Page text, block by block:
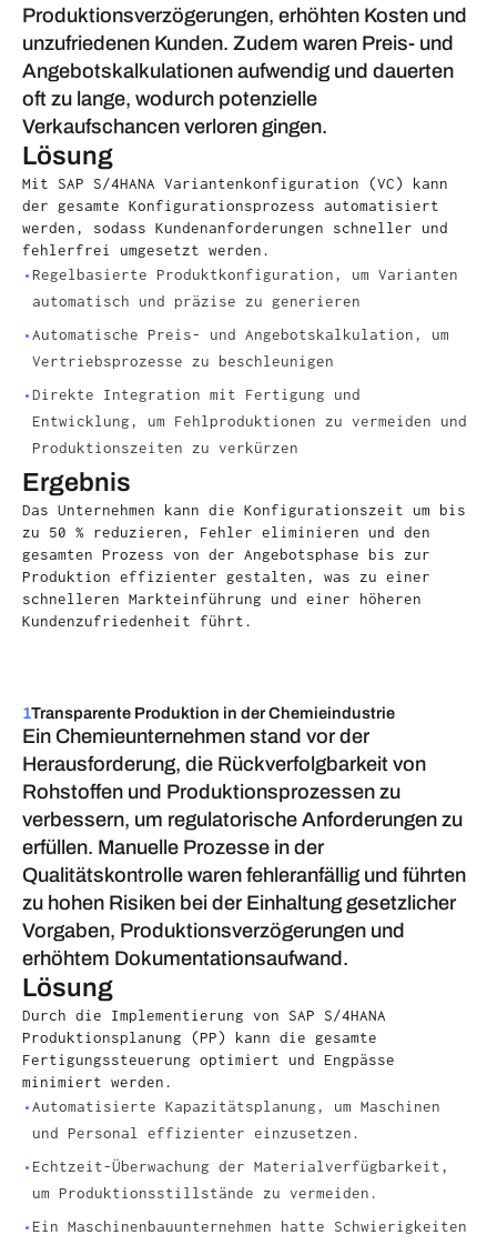
Produktionsverzögerungen, erhöhten Kosten und
unzufriedenen Kunden. Zudem waren Preis- und
Angebotskalkulationen aufwendig und dauerten
oft zu lange, wodurch potenzielle
Verkaufschancen verloren gingen.
Lösung
Mit SAP S/4HANA Variantenkonfiguration (VC) kann
der gesamte Konfigurationsprozess automatisiert
werden, sodass Kundenanforderungen schneller und
fehlerfrei umgesetzt werden.
Regelbasierte Produktkonfiguration, um Varianten
automatisch und präzise zu generieren
Automatische Preis- und Angebotskalkulation, um
Vertriebsprozesse zu beschleunigen
Direkte Integration mit Fertigung und
Entwicklung, um Fehlproduktionen zu vermeiden und
Produktionszeiten zu verkürzen
Ergebnis
Das Unternehmen kann die Konfigurationszeit um bis
zu 50 % reduzieren, Fehler eliminieren und den
gesamten Prozess von der Angebotsphase bis zur
Produktion effizienter gestalten, was zu einer
schnelleren Markteinführung und einer höheren
Kundenzufriedenheit führt.
1Transparente Produktion in der Chemieindustrie
Ein Chemieunternehmen stand vor der
Herausforderung, die Rückverfolgbarkeit von
Rohstoffen und Produktionsprozessen zu
verbessern, um regulatorische Anforderungen zu
erfüllen. Manuelle Prozesse in der
Qualitätskontrolle waren fehleranfällig und führten
zu hohen Risiken bei der Einhaltung gesetzlicher
Vorgaben, Produktionsverzögerungen und
erhöhtem Dokumentationsaufwand.
Lösung
Durch die Implementierung von SAP S/4HANA
Produktionsplanung (PP) kann die gesamte
Fertigungssteuerung optimiert und Engpässe
minimiert werden.
Automatisierte Kapazitätsplanung, um Maschinen
und Personal effizienter einzusetzen.
Echtzeit-Überwachung der Materialverfügbarkeit,
um Produktionsstillstände zu vermeiden.
Ein Maschinenbauunternehmen hatte Schwierigkeiten